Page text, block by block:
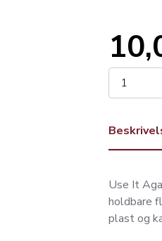
Use It
holdbare
plast og